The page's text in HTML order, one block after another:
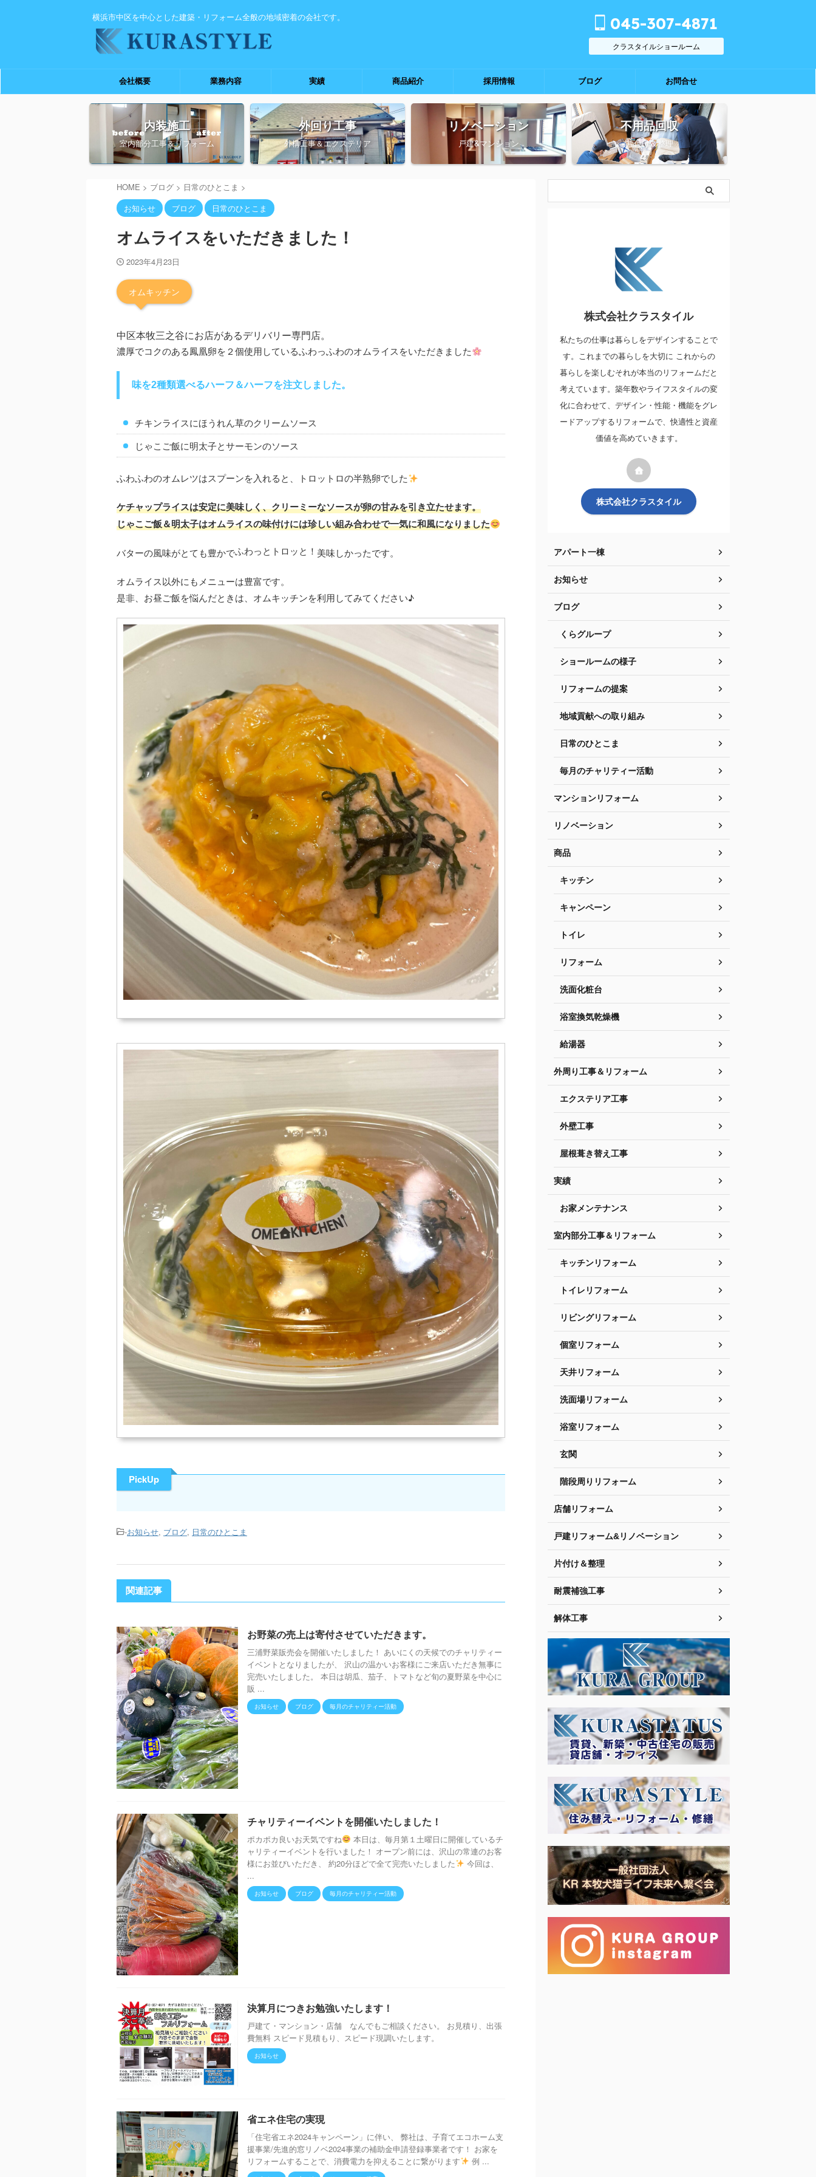
横浜市中区を中心とした建築・リフォーム全般の地域密着の会社です。 045-307-4871
クラスタイルショールーム
会社概要 業務内容 実績 商品紹介 採用情報 ブログ お問合せ
内装施工
室内部分工事＆リフォーム
外回り工事
外構工事＆エクステリア
リノベーション
戸建&マンション
不用品回収
片付け＆整理
HOME > ブログ > 日常のひとこま >
お知らせ
ブログ 日常のひとこま
オムライスをいただきました！
2023年4月23日
オムキッチン
中区本牧三之谷にお店があるデリバリー専門店。
濃厚でコクのある鳳凰卵を２個使用しているふわっふわのオムライスをいただきました
味を2種類選べるハーフ＆ハーフを注文しました。
チキンライスにほうれん草のクリームソース
じゃこご飯に明太子とサーモンのソース
ふわふわのオムレツはスプーンを入れると、トロットロの半熟卵でした
ケチャップライスは安定に美味しく、クリーミーなソースが卵の甘みを引き立たせます。
じゃこご飯＆明太子はオムライスの味付けには珍しい組み合わせで一気に和風になりました
バターの風味がとても豊かで ふわっとトロッと！ 美味しかったです。
オムライス以外にもメニューは豊富です。
是非、お昼ご飯を悩んだときは、オムキッチンを利用してみてください♪
PickUp
-お知らせ, ブログ, 日常のひとこま
関連記事
お野菜の売上は寄付させていただきます。
三浦野菜販売会を開催いたしました！ あいにくの天候でのチャリティー
イベントとなりましたが、 沢山の温かいお客様にご来店いただき無事に
完売いたしました。 本日は胡瓜、茄子、トマトなど旬の夏野菜を中心に
販 ...
お知らせ ブログ 毎月のチャリティー活動
チャリティーイベントを開催いたしました！
ポカポカ良いお天気ですね
本日は、毎月第１土曜日に開催しているチ
ャリティーイベントを行いました！ オープン前には、沢山の常連のお客
様にお並びいただき、 約20分ほどで全て完売いたしました
今回は、
...
お知らせ ブログ 毎月のチャリティー活動
決算月につきお勉強いたします！
戸建て・マンション・店舗 なんでもご相談ください。 お見積り、出張
費無料 スピード見積もり、スピード現調いたします。
お知らせ
省エネ住宅の実現
「住宅省エネ2024キャンペーン」に伴い、 弊社は、子育てエコホーム支
援事業/先進的窓リノベ2024事業の補助金申請登録事業者です！ お家を
リフォームすることで、消費電力を抑えることに繋がります
例 ...
株式会社クラスタイル
私たちの仕事は暮らしをデザインすることで
す。これまでの暮らしを大切に これからの
暮らしを楽しむそれが本当のリフォームだと
考えています。築年数やライフスタイルの変
化に合わせて、デザイン・性能・機能をグレ
ードアップするリフォームで、快適性と資産
価値を高めていきます。
株式会社クラスタイル
アパート一棟
お知らせ
ブログ
くらグループ
ショールームの様子
リフォームの提案
地域貢献への取り組み
日常のひとこま
毎月のチャリティー活動
マンションリフォーム
リノベーション
商品
キッチン
キャンペーン
トイレ
リフォーム
洗面化粧台
浴室換気乾燥機
給湯器
外周り工事＆リフォーム
エクステリア工事
外壁工事
屋根葺き替え工事
実績
お家メンテナンス
室内部分工事＆リフォーム
キッチンリフォーム
トイレリフォーム
リビングリフォーム
個室リフォーム
天井リフォーム
洗面場リフォーム
浴室リフォーム
玄関
階段周りリフォーム
店舗リフォーム
戸建リフォーム&リノベーション
片付け＆整理
耐震補強工事
解体工事